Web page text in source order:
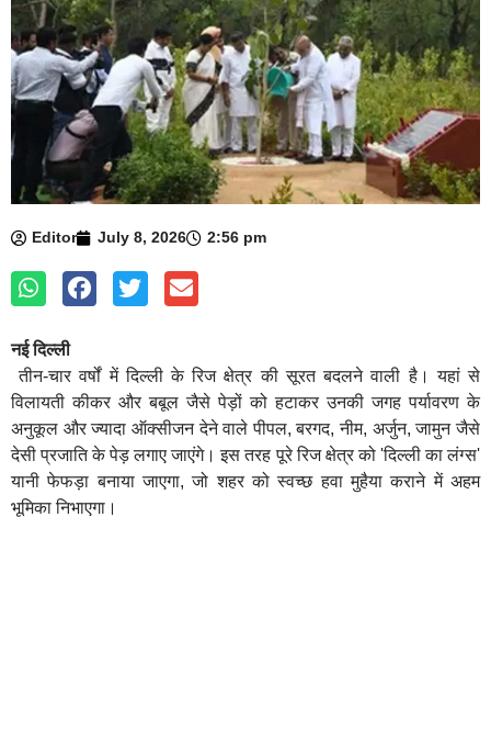
Editor July 8, 2026 2:56 pm
नई दिल्ली
तीन-चार वर्षों में दिल्ली के रिज क्षेत्र की सूरत बदलने वाली है। यहां से
विलायती कीकर और बबूल जैसे पेड़ों को हटाकर उनकी जगह पर्यावरण के
अनुकूल और ज्यादा ऑक्सीजन देने वाले पीपल, बरगद, नीम, अर्जुन, जामुन जैसे
देसी प्रजाति के पेड़ लगाए जाएंगे। इस तरह पूरे रिज क्षेत्र को 'दिल्ली का लंग्स'
यानी फेफड़ा बनाया जाएगा, जो शहर को स्वच्छ हवा मुहैया कराने में अहम
भूमिका निभाएगा।